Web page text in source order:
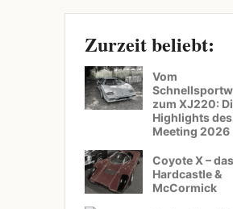
Zurzeit beliebt:
Vom
zum XJ220:
Highlights
Meeting 2026
Coyote X –
Hardcastle &
McCormick